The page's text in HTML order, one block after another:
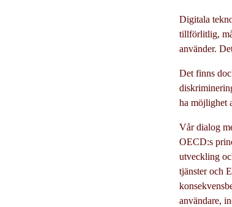
Digitala
tillförlitlig,
använder.
Det finns
ha möjlighet
Vår dialog
OECD:s
utveckling
tjänster och
användare,